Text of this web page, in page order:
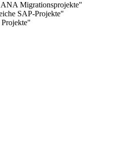
Migrationsprojekte"
SAP-Projekte"